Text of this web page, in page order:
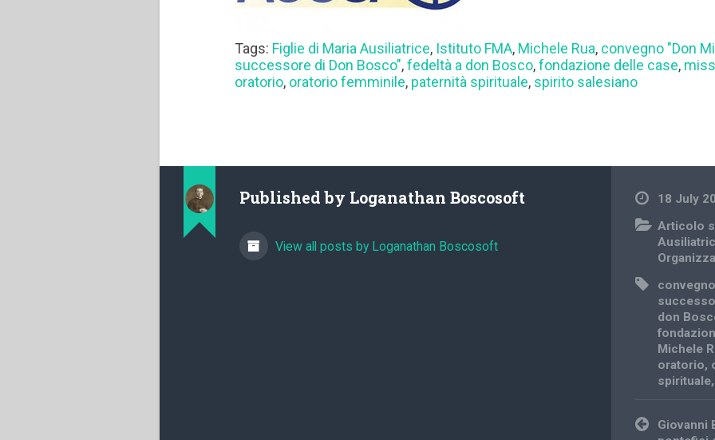
Tags: Figlie di Maria Ausiliatrice, Istituto FMA, Michele Rua, convegno "Don
successore di Don Bosco",fedeltà a don Bosco,fondazione delle case,
oratorio, oratorio femminile, paternità spirituale, spirito salesiano
Published by Loganathan Boscosoft
View all posts by Loganathan Boscosoft
18 July
Articolo
don
Michele
oratorio,
spirituale,
Post
navigation
Giovanni